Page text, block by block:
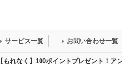
サービス一覧 お問い合わせ一覧
【もれなく】100ポイントプレゼント！